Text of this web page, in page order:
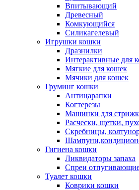
Впитывающий
Древесный
Комкующийся
Силикагелевый
Игрушки кошки
Дразнилки
Интерактивные для
Мягкие для кошек
Мячики для кошек
Груминг кошки
Антицарапки
Когтерезы
Машинки для
Расчески, щетки,
Скребницы,
Гигиена кошки
Ликвидаторы запаха
Спреи
Туалет кошки
Коврики кошки